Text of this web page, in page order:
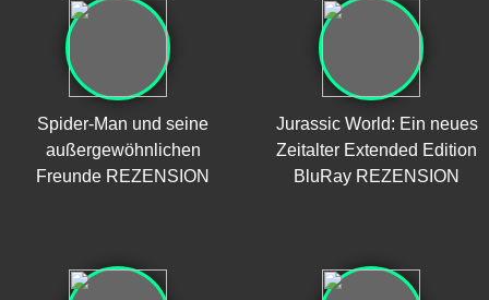
Spider-Man und seine
außergewöhnlichen
Freunde REZENSION
Jurassic World: Ein neues
Zeitalter Extended Edition
BluRay REZENSION